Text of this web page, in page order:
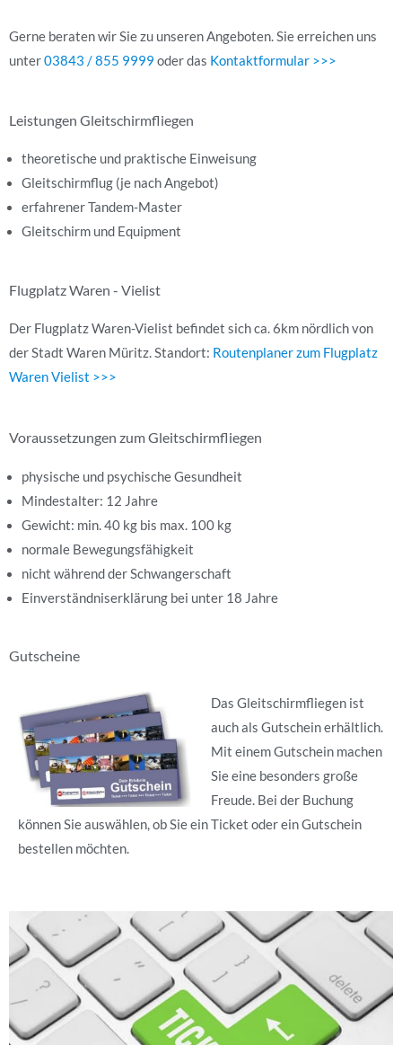
Gerne beraten wir Sie zu unseren Angeboten. Sie erreichen uns
unter03843 / 855 9999 oder das Kontaktformular >>>
Leistungen Gleitschirmfliegen
theoretische und praktische Einweisung
Gleitschirmflug (je nach Angebot)
erfahrener Tandem-Master
Gleitschirm und Equipment
Flugplatz Waren - Vielist
Der Flugplatz Waren-Vielist befindet sich ca. 6km nördlich von
der Stadt Waren Müritz. Standort: Routenplaner zum Flugplatz
Waren Vielist >>>
Voraussetzungen zum Gleitschirmfliegen
physische und psychische Gesundheit
Mindestalter: 12 Jahre
Gewicht: min. 40 kg bis max. 100 kg
normale Bewegungsfähigkeit
nicht während der Schwangerschaft
Einverständniserklärung bei unter 18 Jahre
Gutscheine
Das Gleitschirmfliegen ist
auch als Gutschein erhältlich.
Mit einem Gutschein machen
Sie eine besonders große
Freude. Bei der Buchung
können Sie auswählen, ob Sie ein Ticket oder ein Gutschein
bestellen möchten.